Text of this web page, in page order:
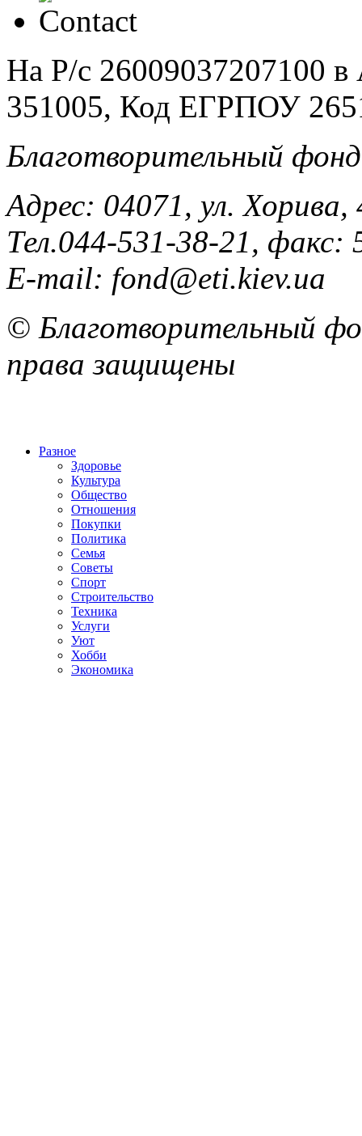
На Р/c 26009037207100
351005, Код ЕГРПОУ
Благотворительный
Адрес: 04071, ул.
Тел.044-531-38-21, факс:
E-mail: fond@eti.kiev.ua
© Благотворительный
права защищены
Разное
Здоровье
Культура
Общество
Отношения
Покупки
Политика
Семья
Советы
Спорт
Строительство
Техника
Услуги
Уют
Хобби
Экономика